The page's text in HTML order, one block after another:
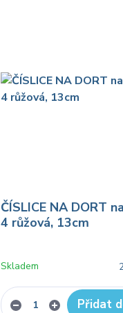
ČÍSLICE NA DORT
4 růžová, 13cm
Skladem
Přidat